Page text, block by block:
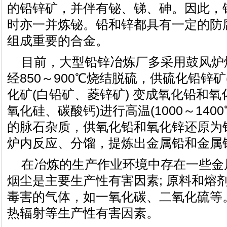
的铅锌矿，并伴有铋、锑、砷。因此
时亦一并炼铋。铅和锌都具有一定的
组成重要的合金。
目前，大型铅锌冶炼厂多采用鼓风
经850～900℃烧结脱硫，供硫化铅锌
化矿(白铅矿、菱锌矿) 变成氧化铅和氧
氧化硅、碳酸钙)进行高温(1000～
的脉石杂质，供氧化铅和氧化锌还原
炉内反应、分馏，提炼出金属铅和金属
在冶炼的生产作业环境中存在一些
烟尘是主要生产性有害因素; 原料和熔
毒害的气体，如一氧化碳、二氧化硫
热辐射等生产性有害因素。